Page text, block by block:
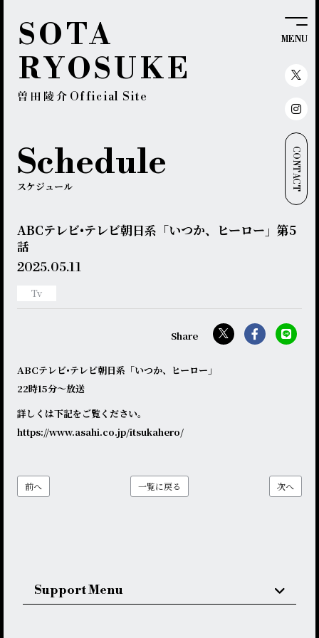
SOTA
RYOSUKE
Official Site
MENU
CONTACT
Schedule
スケジュール
ABCテレビ•テレビ朝日系「いつか、ヒーロー」第5
話
2025.05.11
Tv
ABCテレビ•テレビ朝日系「いつか、ヒーロー」
22時15分〜放送
詳しくは下記をご覧ください。
https://www.asahi.co.jp/itsukahero/
前へ 一覧に戻る 次へ
Support Menu